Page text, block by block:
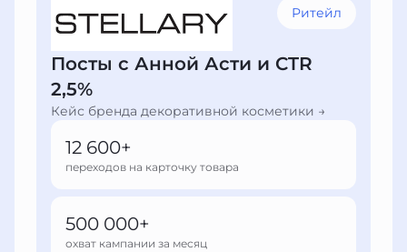
Ритейл
Посты с Анной Асти и CTR
2,5%
Кейс бренда декоративной косметики →
12 600+
переходов на карточку товара
500 000+
охват кампании за месяц